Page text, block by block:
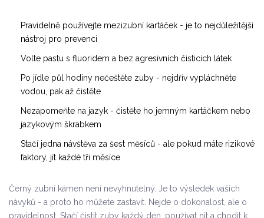
Pravidelně používejte mezizubní kartáček - je to nejdůležitější
nástroj pro prevenci
Volte pastu s fluoridem a bez agresivních čisticích látek
Po jídle půl hodiny nečeštěte zuby - nejdřív vypláchněte
vodou, pak až čistěte
Nezapomeňte na jazyk - čistěte ho jemným kartáčkem nebo
jazykovým škrabkem
Stačí jedna návštěva za šest měsíců - ale pokud máte rizikové
faktory, jít každé tři měsíce
Černý zubní kámen není nevyhnutelný. Je to výsledek vašich
návyků - a proto ho můžete zastavit. Nejde o dokonalost, ale o
pravidelnost. Stačí čistit zuby každý den, používat nit a chodit k